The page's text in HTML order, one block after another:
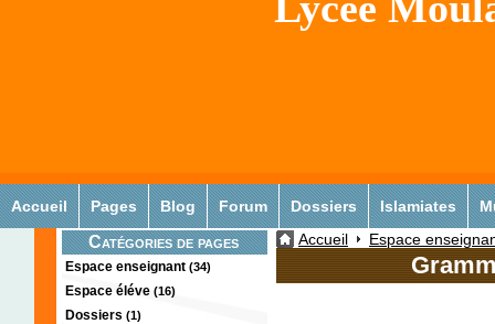
Accueil Pages Blog Forum Dossiers Islamiates
Catégories de pages
Espace enseignant (34)
Espace éléve (16)
Dossiers (1)
Accueil Espace